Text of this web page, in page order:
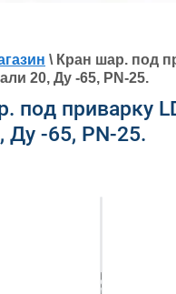
\ Кран шар. под
20, Ду -65, PN-25.
под приварку
Ду -65, PN-25.